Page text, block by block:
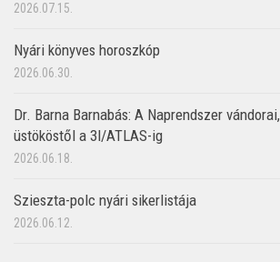
2026.07.15.
Nyári könyves horoszkóp
2026.06.30.
Dr. Barna Barnabás: A Naprendszer
üstököstől a 3I/ATLAS-ig
2026.06.18.
Szieszta-polc nyári sikerlistája
2026.06.12.